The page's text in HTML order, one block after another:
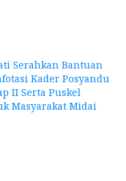
Serahkan Bantuan
Kader Posyandu
II Serta Puskel
Masyarakat Midai